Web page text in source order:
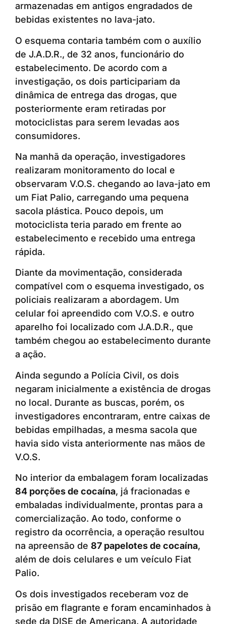
armazenadas em antigos engradados de
bebidas existentes no lava-jato.
O esquema contaria também com o auxílio
de J.A.D.R., de 32 anos, funcionário do
estabelecimento. De acordo com a
investigação, os dois participariam da
dinâmica de entrega das drogas, que
posteriormente eram retiradas por
motociclistas para serem levadas aos
consumidores.
Na manhã da operação, investigadores
realizaram monitoramento do local e
observaram V.O.S. chegando ao lava-jato em
um Fiat Palio, carregando uma pequena
sacola plástica. Pouco depois, um
motociclista teria parado em frente ao
estabelecimento e recebido uma entrega
rápida.
Diante da movimentação, considerada
compatível com o esquema investigado, os
policiais realizaram a abordagem. Um
celular foi apreendido com V.O.S. e outro
aparelho foi localizado com J.A.D.R., que
também chegou ao estabelecimento durante
a ação.
Ainda segundo a Polícia Civil, os dois
negaram inicialmente a existência de drogas
no local. Durante as buscas, porém, os
investigadores encontraram, entre caixas de
bebidas empilhadas, a mesma sacola que
havia sido vista anteriormente nas mãos de
V.O.S.
No interior da embalagem foram localizadas
84 porções de cocaína, já fracionadas e
embaladas individualmente, prontas para a
comercialização. Ao todo, conforme o
registro da ocorrência, a operação resultou
na apreensão de 87 papelotes de cocaína,
além de dois celulares e um veículo Fiat
Palio.
Os dois investigados receberam voz de
prisão em flagrante e foram encaminhados à
sede da DISE de Americana. A autoridade